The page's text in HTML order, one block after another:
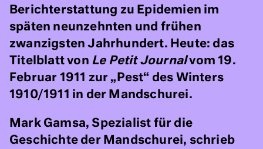
Berichterstattung zu Epidemien im
späten neunzehnten und frühen
zwanzigsten Jahrhundert. Heute: das
Titelblatt von Le Petit Journalvom 19.
Februar 1911 zur „Pest“ des Winters
1910/1911 in der Mandschurei.
Mark Gamsa, Spezialist für die
Geschichte der Mandschurei, schrieb